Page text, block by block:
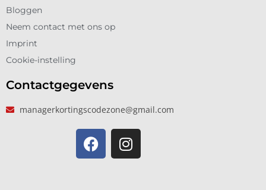
Bloggen
Neem contact met ons op
Imprint
Cookie-instelling
Contactgegevens
managerkortingscodezone@gmail.com